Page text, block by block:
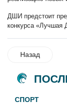
ДШИ предстоит
конкурса «Лучшая
Назад
СПОРТ